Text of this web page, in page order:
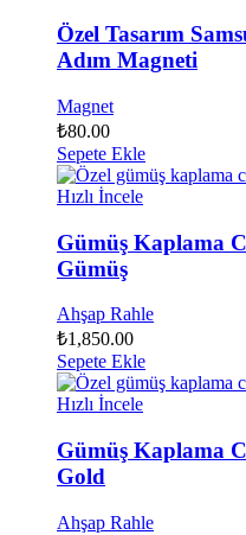
Özel Tasarım
Adım Magneti
Magnet
₺80.00
Sepete Ekle
Hızlı İncele
Gümüş Kaplama
Gümüş
Ahşap Rahle
₺1,850.00
Sepete Ekle
Hızlı İncele
Gümüş Kaplama
Gold
Ahşap Rahle